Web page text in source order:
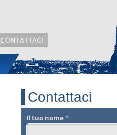
CONTATTACI
Contattaci
Il tuo nome *